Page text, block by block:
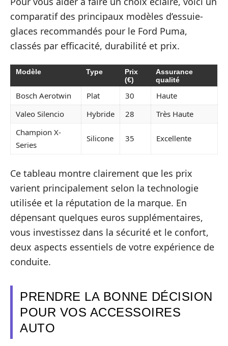
comparatif des principaux modèles d’essuie-
glaces recommandés pour le Ford Puma,
classés par efficacité, durabilité et prix.
Modèle Type
Prix
(€)
Assurance
qualité
Bosch Aerotwin Plat 30
Haute
Valeo Silencio
Hybride 28
Très Haute
Champion X-
Series
Silicone 35 Excellente
Ce tableau montre clairement que les prix
varient principalement selon la technologie
utilisée et la réputation de la marque. En
dépensant quelques euros supplémentaires,
vous investissez dans la sécurité et le confort,
deux aspects essentiels de votre expérience de
conduite.
PRENDRE LA BONNE DÉCISION
POUR VOS ACCESSOIRES
AUTO